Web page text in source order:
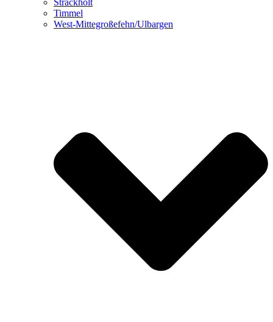
Strackholt
Timmel
West-Mittegroßefehn/Ulbargen